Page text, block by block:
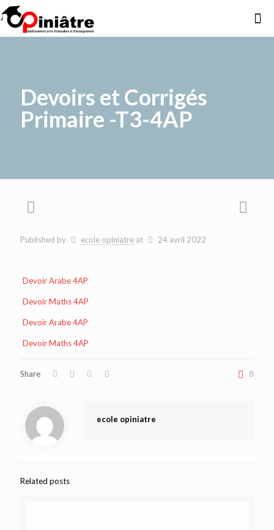
Devoirs et Corrigés
Primaire -T3-4AP
Published by ecole opiniatre at 24 avril 2022
Devoir Arabe 4AP
Devoir Maths 4AP
Devoir Arabe 4AP
Devoir Maths 4AP
Share 8
ecole opiniatre
Related posts